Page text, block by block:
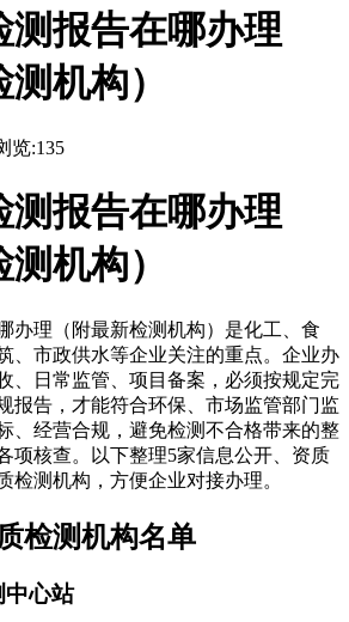
测报告在哪办理
测机构）
览:135
测报告在哪办理
测机构）
办理（附最新检测机构）是化工、食
、市政供水等企业关注的重点。企业办
、日常监管、项目备案，必须按规定完
报告，才能符合环保、市场监管部门监
、经营合规，避免检测不合格带来的整
项核查。以下整理5家信息公开、资质
检测机构，方便企业对接办理。
检测机构名单
中心站